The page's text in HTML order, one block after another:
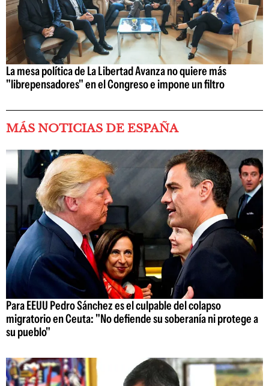
La mesa política de La Libertad Avanza no quiere más
"librepensadores" en el Congreso e impone un filtro
MÁS NOTICIAS DE ESPAÑA
Para EEUU Pedro Sánchez es el culpable del colapso
migratorio en Ceuta: "No defiende su soberanía ni protege a
su pueblo"